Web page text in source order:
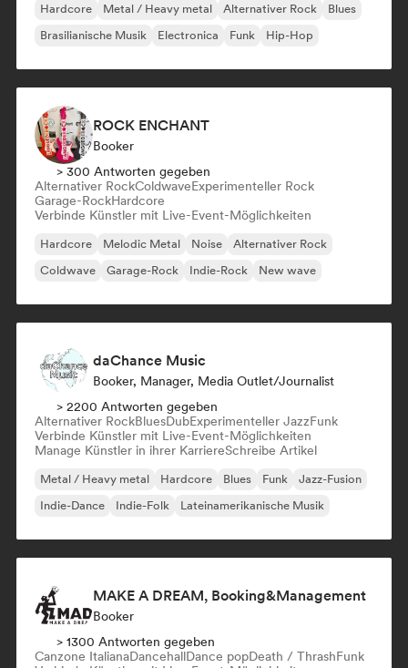
Hardcore Metal / Heavy metal Alternativer Rock
Blues
Brasilianische Musik
Electronica Funk Hip-Hop
ROCK ENCHANT
Booker
> 300 Antworten gegeben
Alternativer RockColdwaveExperimenteller Rock
Garage-RockHardcore
Verbinde Künstler mit Live-Event-Möglichkeiten
Hardcore Melodic Metal Noise
Alternativer Rock
Coldwave
Garage-Rock Indie-Rock New wave
daChance Music
Booker, Manager, Media Outlet/Journalist
> 2200 Antworten gegeben
Alternativer RockBluesDubExperimenteller JazzFunk
Verbinde Künstler mit Live-Event-Möglichkeiten
Manage Künstler in ihrer KarriereSchreibe Artikel
Metal / Heavy metal Hardcore Blues Funk
Jazz-Fusion
Indie-Dance
Indie-Folk Lateinamerikanische Musik
MAKE A DREAM, Booking&Management
Booker
> 1300 Antworten gegeben
Canzone ItalianaDancehallDance popDeath / ThrashFunk